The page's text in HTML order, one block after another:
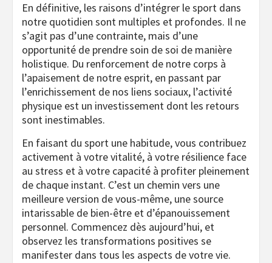
En définitive, les raisons d’intégrer le sport dans
notre quotidien sont multiples et profondes. Il ne
s’agit pas d’une contrainte, mais d’une
opportunité de prendre soin de soi de manière
holistique. Du renforcement de notre corps à
l’apaisement de notre esprit, en passant par
l’enrichissement de nos liens sociaux, l’activité
physique est un investissement dont les retours
sont inestimables.
En faisant du sport une habitude, vous contribuez
activement à votre vitalité, à votre résilience face
au stress et à votre capacité à profiter pleinement
de chaque instant. C’est un chemin vers une
meilleure version de vous-même, une source
intarissable de bien-être et d’épanouissement
personnel. Commencez dès aujourd’hui, et
observez les transformations positives se
manifester dans tous les aspects de votre vie.